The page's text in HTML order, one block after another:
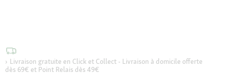
Livraison gratuite en Click et Collect - Livraison à domicile offerte
dès 69€ et Point Relais dès 49€